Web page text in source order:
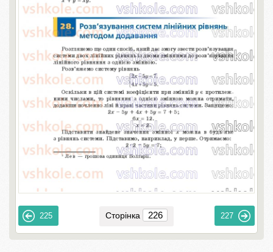
225 Сторінка 227